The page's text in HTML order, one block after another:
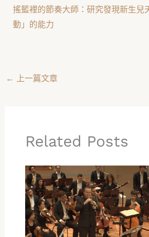
搖籃裡的節奏大師：研究發現新生兒
動」的能力
← 上一篇文章
Related Posts